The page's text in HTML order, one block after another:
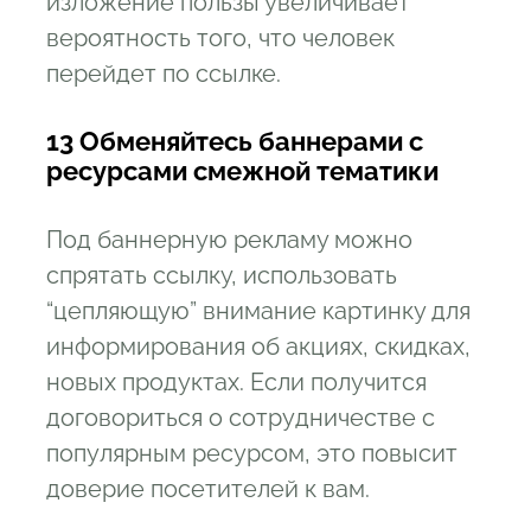
вероятность того, что человек
перейдет по ссылке.
13 Обменяйтесь баннерами с
ресурсами смежной тематики
Под баннерную рекламу можно
спрятать ссылку, использовать
“цепляющую” внимание картинку для
информирования об акциях, скидках,
новых продуктах. Если получится
договориться о сотрудничестве с
популярным ресурсом, это повысит
доверие посетителей к вам.